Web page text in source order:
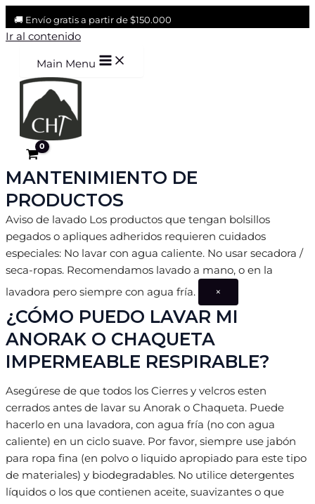
🚚 Envío gratis a partir de $150.000
Ir al contenido
Main Menu
MANTENIMIENTO DE
PRODUCTOS
Aviso de lavado Los productos que tengan bolsillos
pegados o apliques adheridos requieren cuidados
especiales: No lavar con agua caliente. No usar secadora /
seca-ropas. Recomendamos lavado a mano, o en la
lavadora pero siempre con agua fría.
×
¿CÓMO PUEDO LAVAR MI
ANORAK O CHAQUETA
IMPERMEABLE RESPIRABLE?
Asegúrese de que todos los Cierres y velcros esten
cerrados antes de lavar su Anorak o Chaqueta. Puede
hacerlo en una lavadora, con agua fría (no con agua
caliente) en un ciclo suave. Por favor, siempre use jabón
para ropa fina (en polvo o liquido apropiado para este tipo
de materiales) y biodegradables. No utilice detergentes
líquidos o los que contienen aceite, suavizantes o que